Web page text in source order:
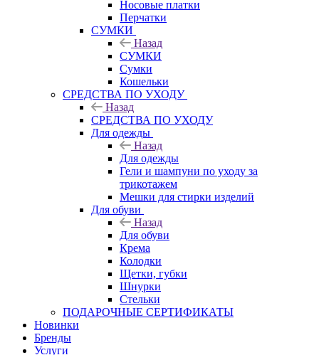
Носовые платки
Перчатки
СУМКИ
Назад
СУМКИ
Сумки
Кошельки
CРЕДСТВА ПО УХОДУ
Назад
CРЕДСТВА ПО УХОДУ
Для одежды
Назад
Для одежды
Гели и шампуни по уходу за
трикотажем
Мешки для стирки изделий
Для обуви
Назад
Для обуви
Крема
Колодки
Щетки, губки
Шнурки
Стельки
ПОДАРОЧНЫЕ СЕРТИФИКАТЫ
Новинки
Бренды
Услуги